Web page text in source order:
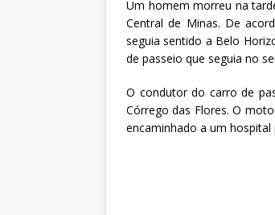
Um homem morreu na
Central de Minas. De
seguia sentido a Belo
de passeio que seguia no
O condutor do carro de
Córrego das Flores. O
encaminhado a um